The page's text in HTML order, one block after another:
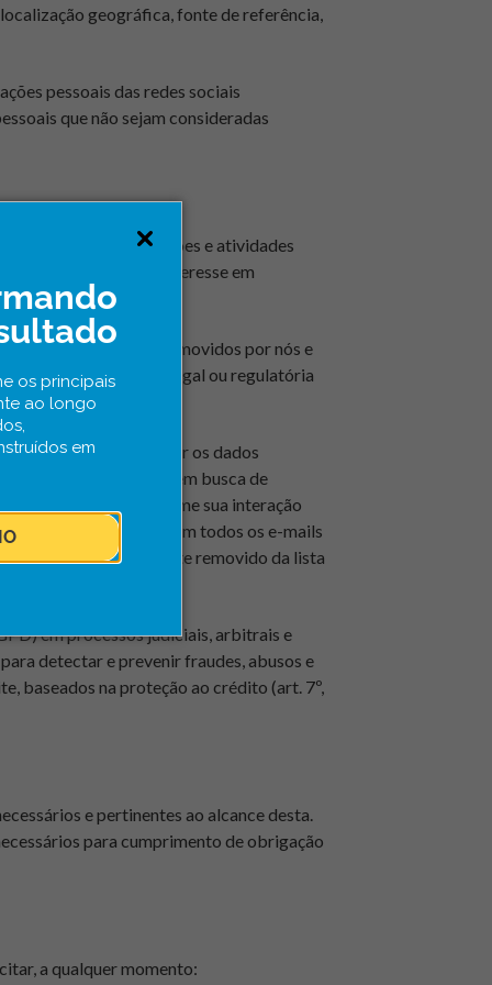
os principais
ao longo
em
geográfica, fonte de referência,
pessoais das redes sociais
que não sejam consideradas
mentorias, capacitações e atividades
livre e manifestado interesse em
formulários.
promovidos por nós e
de obrigação legal ou regulatória
ainda é possível tratar os dados
serviço fornecido – em busca de
lhe interessar, conforme sua interação
não receber mais. Em todos os e-mails
será automaticamente removido da lista
em processos judiciais, arbitrais e
detectar e prevenir fraudes, abusos e
baseados na proteção ao crédito (art. 7º,
e pertinentes ao alcance desta.
para cumprimento de obrigação
a qualquer momento: